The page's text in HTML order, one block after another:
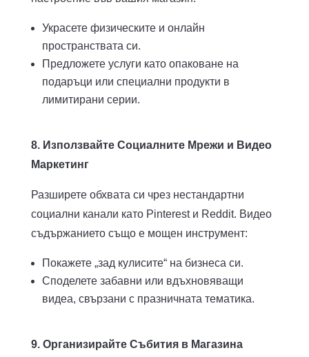
Украсете физическите и онлайн
пространствата си.
Предложете услуги като опаковане на
подаръци или специални продукти в
лимитирани серии.
8. Използвайте Социалните Мрежи и Видео
Маркетинг
Разширете обхвата си чрез нестандартни
социални канали като Pinterest и Reddit. Видео
съдържанието също е мощен инструмент:
Покажете „зад кулисите“ на бизнеса си.
Споделете забавни или вдъхновяващи
видеа, свързани с празничната тематика.
9. Организирайте Събития в Магазина